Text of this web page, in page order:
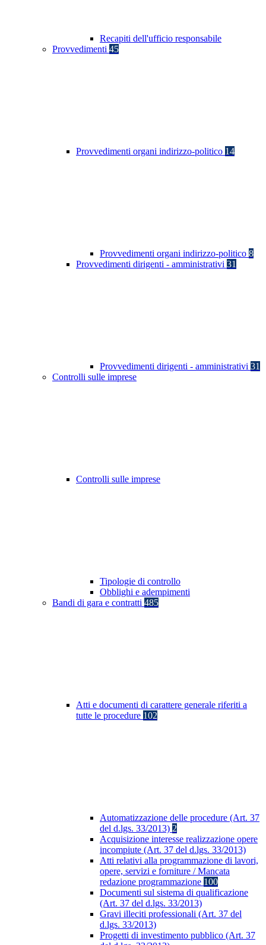
Recapiti dell'ufficio responsabile
Provvedimenti 45
Provvedimenti organi indirizzo-politico 14
Provvedimenti organi indirizzo-politico 8
Provvedimenti dirigenti - amministrativi 31
Provvedimenti dirigenti - amministrativi 31
Controlli sulle imprese
Controlli sulle imprese
Tipologie di controllo
Obblighi e adempimenti
Bandi di gara e contratti 485
Atti e documenti di carattere generale riferiti a
tutte le procedure 102
Automatizzazione delle procedure (Art. 37
del d.lgs. 33/2013) 2
Acquisizione interesse realizzazione opere
incompiute (Art. 37 del d.lgs. 33/2013)
Atti relativi alla programmazione di lavori,
opere, servizi e forniture / Mancata
redazione programmazione 100
Documenti sul sistema di qualificazione
(Art. 37 del d.lgs. 33/2013)
Gravi illeciti professionali (Art. 37 del
d.lgs. 33/2013)
Progetti di investimento pubblico (Art. 37